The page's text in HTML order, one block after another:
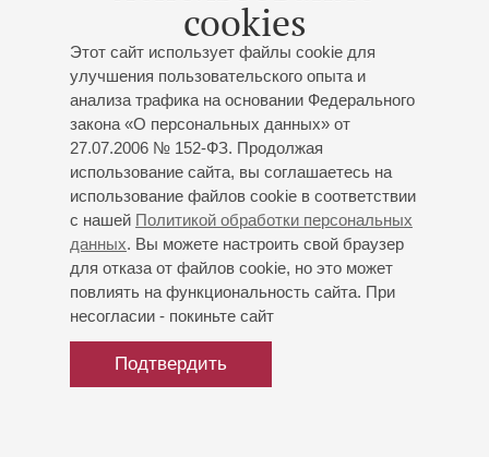
cookies
Этот сайт использует файлы cookie для
улучшения пользовательского опыта и
анализа трафика на основании Федерального
закона «О персональных данных» от
27.07.2006 № 152-ФЗ. Продолжая
использование сайта, вы соглашаетесь на
использование файлов cookie в соответствии
с нашей Политикой обработки персональных
данных. Вы можете настроить свой браузер
для отказа от файлов cookie, но это может
повлиять на функциональность сайта. При
несогласии - покиньте сайт
Подтвердить
Организаторы:Филармоническое общество Санкт-